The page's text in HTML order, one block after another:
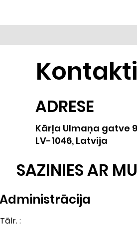
Kontakti
ADRESE
Kārļa Ulmaņa gatve
LV-1046, Latvija
SAZINIES AR
Administrācija
Tālr. :